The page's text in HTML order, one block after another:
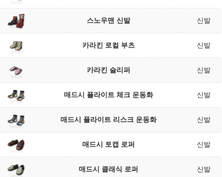
스노우맨 신발 신발
카라킨 로컬 부츠 신발
카라킨 슬리퍼 신발
매드시 플라이트 체크 운동화 신발
매드시 플라이트 리스크 운동화 신발
매드시 토캡 로퍼 신발
매드시 클래식 로퍼 신발